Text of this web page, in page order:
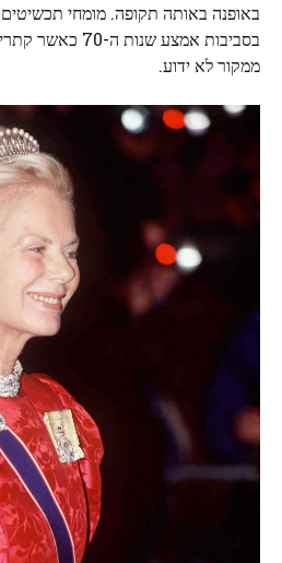
באופנה באותה תקופה. מומחי תכשיטים
בסביבות אמצע
ממקור לא ידוע.